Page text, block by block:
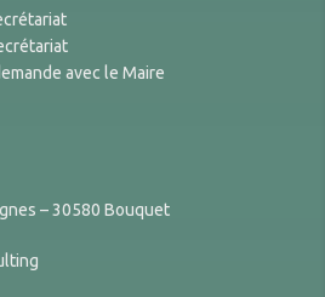
avec le Maire
– 30580 Bouquet